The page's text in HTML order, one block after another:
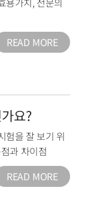
READ MORE
요?
험을 잘 보기 위
과 차이점
READ MORE